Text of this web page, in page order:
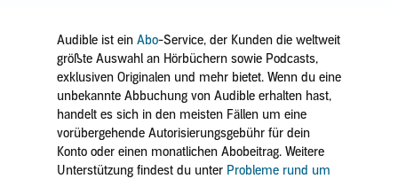
Audible ist ein Abo-Service, der Kunden die weltweit
größte Auswahl an Hörbüchern sowie Podcasts,
exklusiven Originalen und mehr bietet. Wenn du eine
unbekannte Abbuchung von Audible erhalten hast,
handelt es sich in den meisten Fällen um eine
vorübergehende Autorisierungsgebühr für dein
Konto oder einen monatlichen Abobeitrag. Weitere
Unterstützung findest du unter Probleme rund um